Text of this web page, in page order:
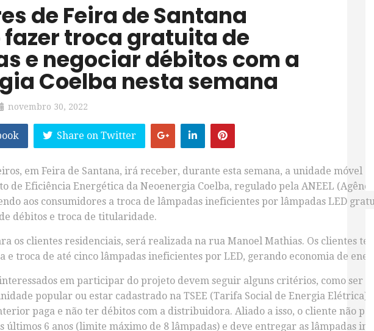
troca gratuita de
e negociar débitos com a
Coelba nesta semana
novembro 30, 2022
Share on Twitter
em Feira de Santana, irá receber, durante esta semana, a unidade móvel
de Eficiência Energética da Neoenergia Coelba, regulado pela ANEEL
aos consumidores a troca de lâmpadas ineficientes por lâmpadas LED
débitos e troca de titularidade.
os clientes residenciais, será realizada na rua Manoel Mathias. Os clientes
e troca de até cinco lâmpadas ineficientes por LED, gerando economia de
em participar do projeto devem seguir alguns critérios, como
popular ou estar cadastrado na TSEE (Tarifa Social de Energia Elétrica).
paga e não ter débitos com a distribuidora. Aliado a isso, o cliente não
últimos 6 anos (limite máximo de 8 lâmpadas) e deve entregar as lâmpadas